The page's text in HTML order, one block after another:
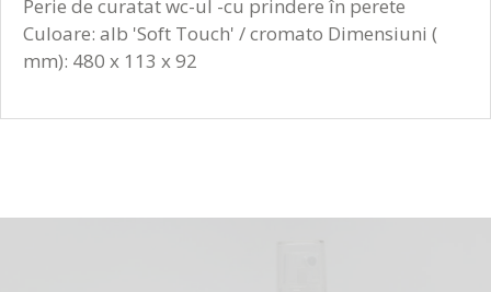
Perie de curatat wc-ul -cu prindere în perete
Culoare: alb 'Soft Touch' / cromato Dimensiuni (
mm): 480 x 113 x 92